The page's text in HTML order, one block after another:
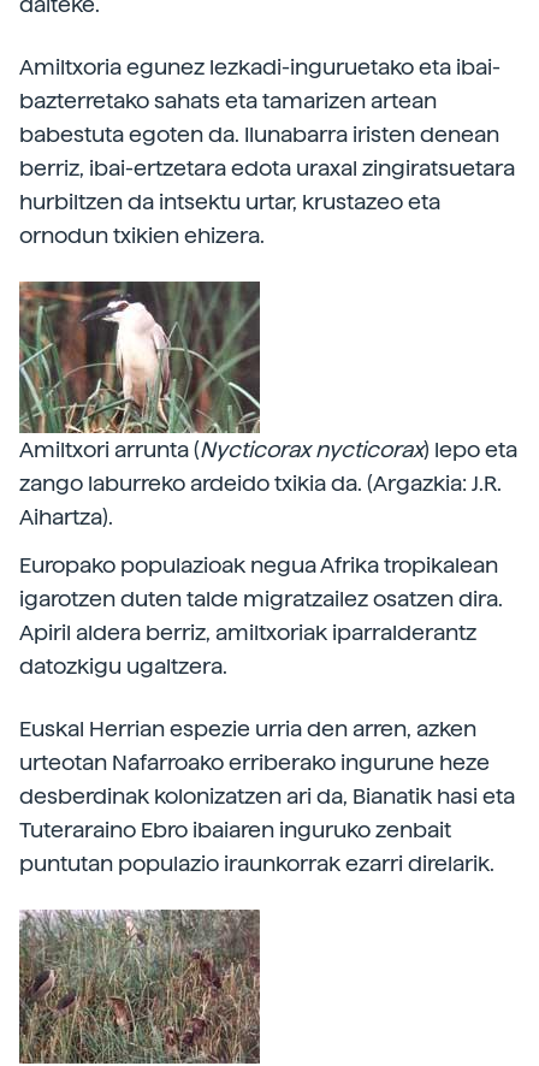
Amiltxoria egunez lezkadi-inguruetako eta ibai-
bazterretako sahats eta tamarizen artean
babestuta egoten da. Ilunabarra iristen denean
berriz, ibai-ertzetara edota uraxal zingiratsuetara
hurbiltzen da intsektu urtar, krustazeo eta
ornodun txikien ehizera.
Amiltxori arrunta (Nycticorax nycticorax) lepo eta
zango laburreko ardeido txikia da. (Argazkia: J.R.
Aihartza).
Europako populazioak negua Afrika tropikalean
igarotzen duten talde migratzailez osatzen dira.
Apiril aldera berriz, amiltxoriak iparralderantz
datozkigu ugaltzera.
Euskal Herrian espezie urria den arren, azken
urteotan Nafarroako erriberako ingurune heze
desberdinak kolonizatzen ari da, Bianatik hasi eta
Tuteraraino Ebro ibaiaren inguruko zenbait
puntutan populazio iraunkorrak ezarri direlarik.